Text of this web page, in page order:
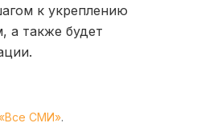
к укреплению
а также будет
СМИ».